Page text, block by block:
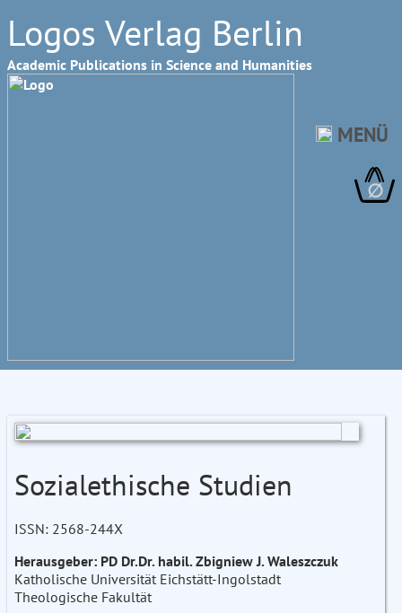
Logos Verlag Berlin
Academic Publications in Science and Humanities
∅
MENÜ
Sozialethische Studien
ISSN: 2568-244X
Herausgeber: PD Dr.Dr. habil. Zbigniew J. Waleszczuk
Katholische Universität Eichstätt-Ingolstadt
Theologische Fakultät